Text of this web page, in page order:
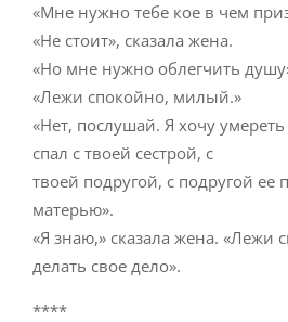
«Мне нужно тебе кое в чем
«Не стоит», сказала жена.
«Но мне нужно облегчить
«Лежи спокойно, милый.»
«Нет, послушай. Я хочу
спал с твоей сестрой, с
твоей подругой, с подругой ее
матерью».
«Я знаю,» сказала жена. «Лежи
делать свое дело».
****